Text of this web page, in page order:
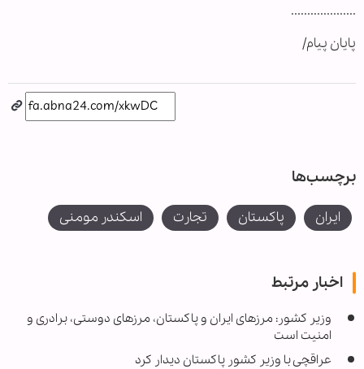
....................
پایان پیام/
برچسب‌ها
ایران پاکستان تجارت اسکندر مومنی
اخبار مرتبط
وزیر کشور: مرزهای ایران و پاکستان، مرزهای دوستی، برادری و
امنیت است
عراقچی با وزیر کشور پاکستان دیدار کرد